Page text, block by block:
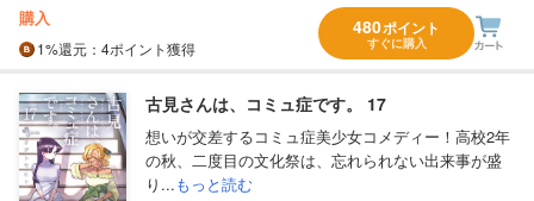
購入
1%還元 ：4ポイント獲得
480ポイント
すぐに購入
古見さんは、コミュ症です。 17
想いが交差するコミュ症美少女コメディー！高校2年
の秋、二度目の文化祭は、忘れられない出来事が盛
り...もっと読む